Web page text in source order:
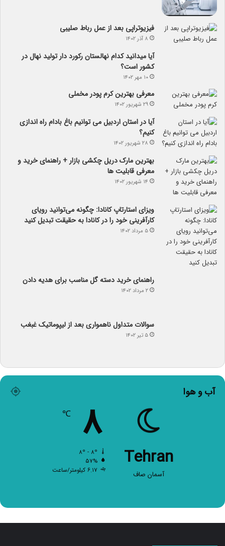
فیزیوتراپی بعد از عمل رباط صلیبی
۸ آذر ۱۴۰۲
آیا می­دانید کدام نهالستان رکورد دار تولید نهال­ در
کشور است؟
۱۰ مهر ۱۴۰۲
معرفی بهترین کرم پودر مخملی
۲۹ شهریور ۱۴۰۲
آیا در استان اردبیل می توانیم باغ بادام راه اندازی
کنیم؟
۲۸ شهریور ۱۴۰۲
بهترین مارک دریل چکشی بازار + راهنمای خرید و
معرفی قابلیت ها
۱۴ شهریور ۱۴۰۲
ویزای استارتاپ کانادا: چگونه می‌توانید رویای
کارآفرینی خود را در کانادا به حقیقت تبدیل کنید
۵ مرداد ۱۴۰۲
راهنمای خرید دسته گل مناسب برای هدیه دادن
۲ مرداد ۱۴۰۲
سوالات متداول ناهمواری بعد از لیپوماتیک غبغب
۵ تیر ۱۴۰۲
آب و هوا
Tehran
آسمان صاف
۸
۵۷%
۶.۱۷ کیلومتر/ساعت